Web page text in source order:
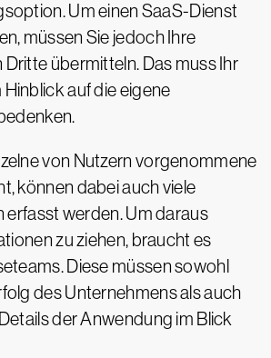
Um einen SaaS-Dienst
müssen Sie jedoch Ihre
übermitteln. Das muss Ihr
auf die eigene
von Nutzern vorgenommene
können dabei auch viele
erfasst werden. Um daraus
zu ziehen, braucht es
Diese müssen sowohl
des Unternehmens als auch
der Anwendung im Blick